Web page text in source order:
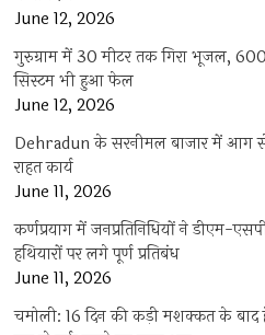
June 12, 2026
गुरुग्राम में 30 मीटर तक गिरा भूजल, 600
सिस्टम भी हुआ फेल
June 12, 2026
Dehradun के सरनीमल बाजार में आग
राहत कार्य
June 11, 2026
कर्णप्रयाग में जनप्रतिनिधियों ने डीएम-
हथियारों पर लगे पूर्ण प्रतिबंध
June 11, 2026
चमोली: 16 दिन की कड़ी मशक्कत के